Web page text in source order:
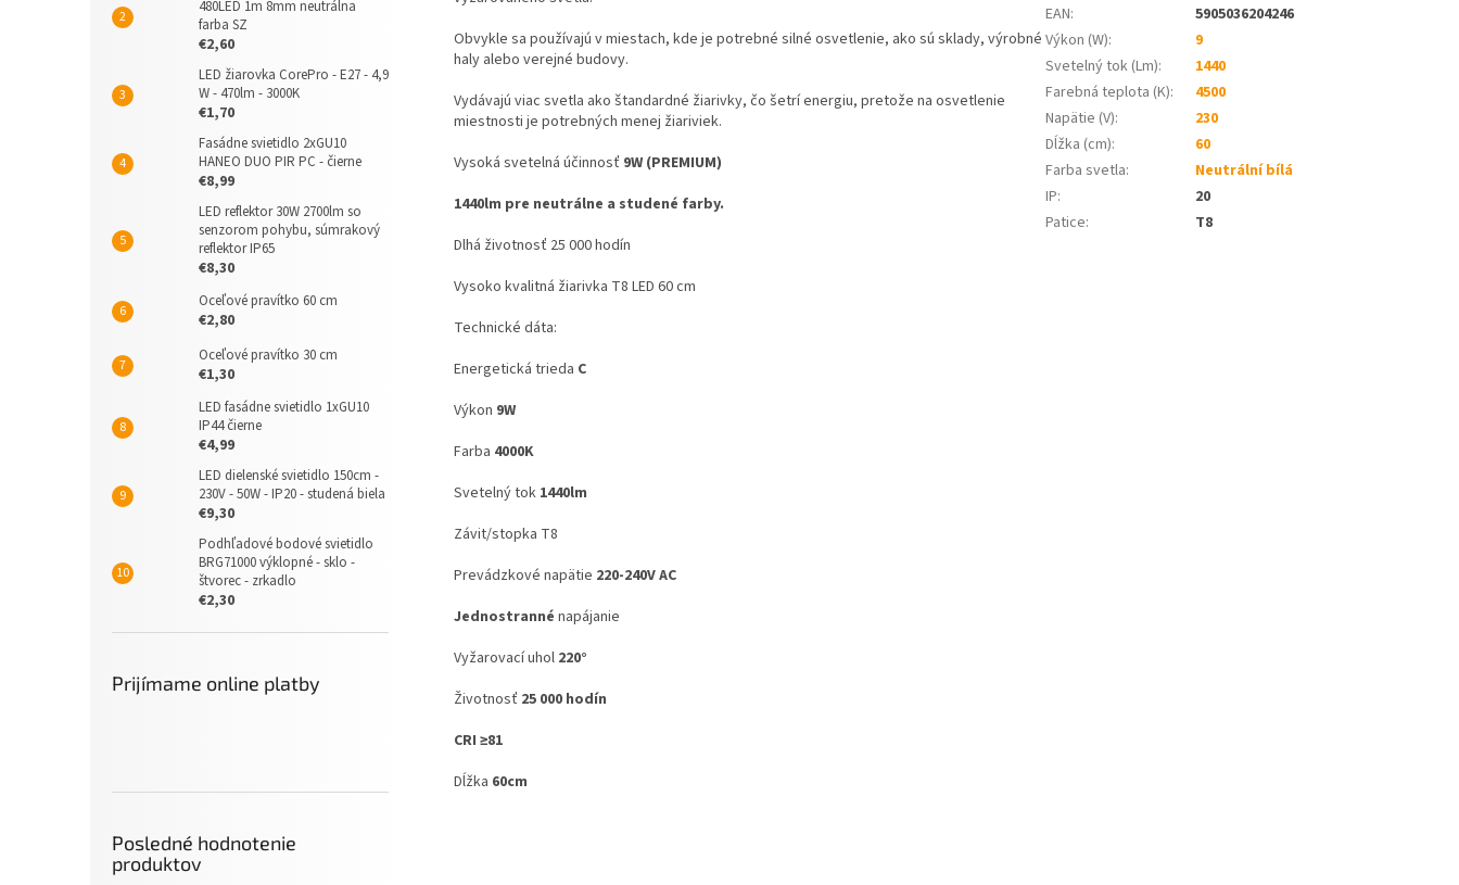
480LED 1m 8mm neutrálna
farba SZ
€2,60
LED žiarovka CorePro - E27 - 4,9
W - 470lm - 3000K
€1,70
Fasádne svietidlo 2xGU10
HANEO DUO PIR PC - čierne
€8,99
LED reflektor 30W 2700lm so
senzorom pohybu, súmrakový
reflektor IP65
€8,30
Oceľové pravítko 60 cm
€2,80
Oceľové pravítko 30 cm
€1,30
LED fasádne svietidlo 1xGU10
IP44 čierne
€4,99
LED dielenské svietidlo 150cm -
230V - 50W - IP20 - studená biela
€9,30
Podhľadové bodové svietidlo
BRG71000 výklopné - sklo -
štvorec - zrkadlo
€2,30
Prijímame online platby
Posledné hodnotenie
produktov
Obvykle sa používajú v miestach, kde je potrebné silné osvetlenie, ako sú sklady, výrobné
haly alebo verejné budovy.
Vydávajú viac svetla ako štandardné žiarivky, čo šetrí energiu, pretože na osvetlenie
miestnosti je potrebných menej žiariviek.
Vysoká svetelná účinnosť 9W (PREMIUM)
1440lm pre neutrálne a studené farby.
Dlhá životnosť 25 000 hodín
Vysoko kvalitná žiarivka T8 LED 60 cm
Technické dáta:
Energetická trieda C
Výkon 9W
Farba 4000K
Svetelný tok 1440lm
Závit/stopka T8
Prevádzkové napätie 220-240V AC
Jednostranné napájanie
Vyžarovací uhol 220°
Životnosť 25 000 hodín
CRI ≥81
Dĺžka 60cm
EAN:
5905036204246
Výkon (W):
9
Svetelný tok (Lm):
1440
Farebná teplota (K):
4500
Napätie (V):
230
Dĺžka (cm):
60
Farba svetla:
Neutrální bílá
IP:
20
Patice: T8